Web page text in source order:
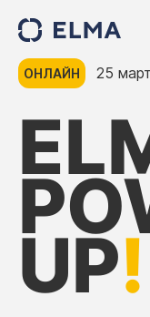
ОНЛАЙН 25
UP!